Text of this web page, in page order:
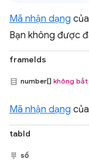
Mã nhận dạng
Bạn không được
frameIds
number[] không
Mã nhận dạng
tabId
số